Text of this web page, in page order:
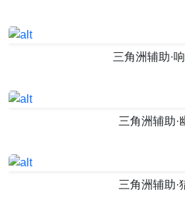
三角洲辅助·
三角洲辅助·
三角洲辅助·